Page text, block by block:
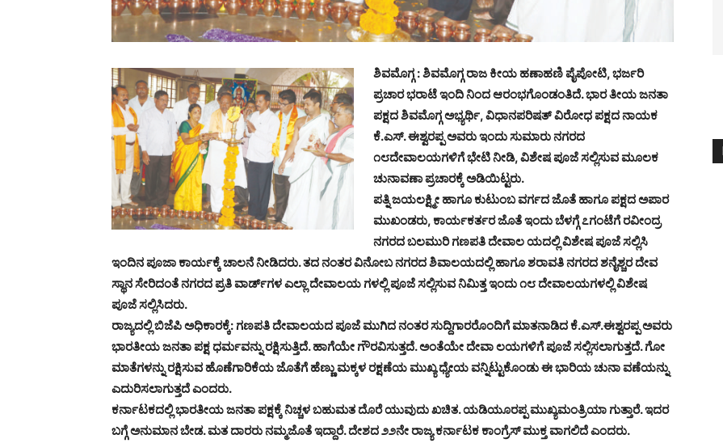
ಶಿವಮೊಗ್ಗ : ಶಿವಮೊಗ್ಗ ರಾಜ ಕೀಯ ಹಣಾಹಣಿ ಪೈಪೋಟಿ, ಭರ್ಜರಿ
ಪ್ರಚಾರ ಭರಾಟೆ ಇಂದಿ ನಿಂದ ಆರಂಭಗೊಂಡಂತಿದೆ. ಭಾರ ತೀಯ ಜನತಾ
ಪಕ್ಷದ ಶಿವಮೊಗ್ಗ ಅಭ್ಯರ್ಥಿ, ವಿಧಾನಪರಿಷತ್ ವಿರೋಧ ಪಕ್ಷದ ನಾಯಕ
ಕೆ.ಎಸ್. ಈಶ್ವರಪ್ಪ ಅವರು ಇಂದು ಸುಮಾರು ನಗರದ
೧೮ದೇವಾಲಯಗಳಿಗೆ ಭೇಟಿ ನೀಡಿ, ವಿಶೇಷ ಪೂಜೆ ಸಲ್ಲಿಸುವ ಮೂಲಕ
ಚುನಾವಣಾ ಪ್ರಚಾರಕ್ಕೆ ಅಡಿಯಿಟ್ಟರು.
ಪತ್ನಿ ಜಯಲಕ್ಷ್ಮೀ ಹಾಗೂ ಕುಟುಂಬ ವರ್ಗದ ಜೊತೆ ಹಾಗೂ ಪಕ್ಷದ ಅಪಾರ
ಮುಖಂಡರು, ಕಾರ್ಯಕರ್ತರ ಜೊತೆ ಇಂದು ಬೆಳಗ್ಗೆ ೭ಗಂಟೆಗೆ ರವೀಂದ್ರ
ನಗರದ ಬಲಮುರಿ ಗಣಪತಿ ದೇವಾಲ ಯದಲ್ಲಿ ವಿಶೇಷ ಪೂಜೆ ಸಲ್ಲಿಸಿ
ಇಂದಿನ ಪೂಜಾ ಕಾರ್ಯಕ್ಕೆ ಚಾಲನೆ ನೀಡಿದರು. ತದ ನಂತರ ವಿನೋಬ ನಗರದ ಶಿವಾಲಯದಲ್ಲಿ ಹಾಗೂ ಶರಾವತಿ ನಗರದ ಶನೈಶ್ಚರ ದೇವ
ಸ್ಥಾನ ಸೇರಿದಂತೆ ನಗರದ ಪ್ರತಿ ವಾರ್ಡ್‌ಗಳ ಎಲ್ಲಾ ದೇವಾಲಯ ಗಳಲ್ಲಿ ಪೂಜೆ ಸಲ್ಲಿಸುವ ನಿಮಿತ್ತ ಇಂದು ೧೮ ದೇವಾಲಯಗಳಲ್ಲಿ ವಿಶೇಷ
ಪೂಜೆ ಸಲ್ಲಿಸಿದರು.
ರಾಜ್ಯದಲ್ಲಿ ಬಿಜೆಪಿ ಅಧಿಕಾರಕ್ಕೆ: ಗಣಪತಿ ದೇವಾಲಯದ ಪೂಜೆ ಮುಗಿದ ನಂತರ ಸುದ್ದಿಗಾರರೊಂದಿಗೆ ಮಾತನಾಡಿದ ಕೆ.ಎಸ್.ಈಶ್ವರಪ್ಪ ಅವರು
ಭಾರತೀಯ ಜನತಾ ಪಕ್ಷ ಧರ್ಮವನ್ನು ರಕ್ಷಿಸುತ್ತಿದೆ. ಹಾಗೆಯೇ ಗೌರವಿಸುತ್ತದೆ. ಅಂತೆಯೇ ದೇವಾ ಲಯಗಳಿಗೆ ಪೂಜೆ ಸಲ್ಲಿಸಲಾಗುತ್ತದೆ. ಗೋ
ಮಾತೆಗಳನ್ನು ರಕ್ಷಿಸುವ ಹೊಣೆಗಾರಿಕೆಯ ಜೊತೆಗೆ ಹೆಣ್ಣು ಮಕ್ಕಳ ರಕ್ಷಣೆಯ ಮುಖ್ಯ ಧ್ಯೇಯ ವನ್ನಿಟ್ಟುಕೊಂಡು ಈ ಭಾರಿಯ ಚುನಾ ವಣೆಯನ್ನು
ಎದುರಿಸಲಾಗುತ್ತದೆ ಎಂದರು.
ಕರ್ನಾಟಕದಲ್ಲಿ ಭಾರತೀಯ ಜನತಾ ಪಕ್ಷಕ್ಕೆ ನಿಚ್ಚಳ ಬಹುಮತ ದೊರೆ ಯುವುದು ಖಚಿತ. ಯಡಿಯೂರಪ್ಪ ಮುಖ್ಯಮಂತ್ರಿಯಾ ಗುತ್ತಾರೆ. ಇದರ
ಬಗ್ಗೆ ಅನುಮಾನ ಬೇಡ. ಮತ ದಾರರು ನಮ್ಮಜೊತೆ ಇದ್ದಾರೆ. ದೇಶದ ೨೨ನೇ ರಾಜ್ಯ ಕರ್ನಾಟಕ ಕಾಂಗ್ರೆಸ್ ಮುಕ್ತ ವಾಗಲಿದೆ ಎಂದರು.